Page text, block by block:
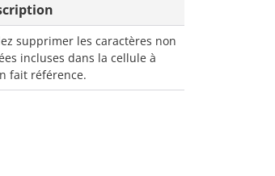
supprimer les caractères non
incluses dans la cellule à
fait référence.